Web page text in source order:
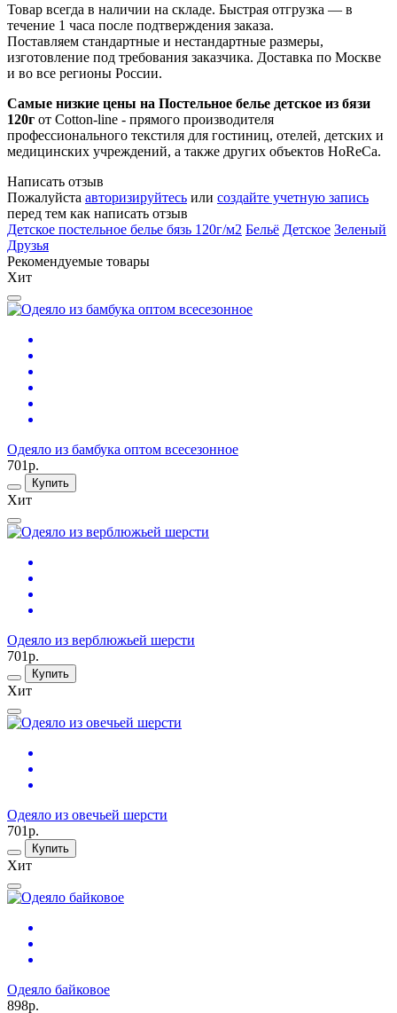
Товар всегда в наличии на складе. Быстрая отгрузка — в
течение 1 часа после подтверждения заказа.
Поставляем стандартные и нестандартные размеры,
изготовление под требования заказчика. Доставка по Москве
и во все регионы России.
Самые низкие цены на Постельное белье детское из бязи
120г от Cotton-line - прямого производителя
профессионального текстиля для гостиниц, отелей, детских и
медицинских учреждений, а также других объектов HoReCa.
Написать отзыв
Пожалуйста авторизируйтесь или создайте учетную запись
перед тем как написать отзыв
Детское постельное белье бязь 120г/м2 Бельё Детское Зеленый
Друзья
Рекомендуемые товары
Хит
Одеяло из бамбука оптом всесезонное
701р.
Купить
Хит
Одеяло из верблюжьей шерсти
701р.
Купить
Хит
Одеяло из овечьей шерсти
701р.
Купить
Хит
Одеяло байковое
898р.